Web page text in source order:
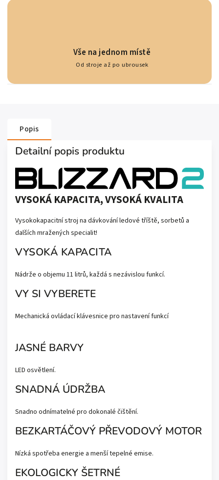
Vše na jednom místě
Od stroje až po ubrousek
Popis
Detailní popis produktu
VYSOKÁ KAPACITA, VYSOKÁ KVALITA
Vysokokapacitní stroj na dávkování ledové tříště, sorbetů a
dalších mražených specialit!
VYSOKÁ KAPACITA
Nádrže o objemu 11 litrů, každá s nezávislou funkcí.
VY SI VYBERETE
Mechanická ovládací klávesnice pro nastavení funkcí
JASNÉ BARVY
LED osvětlení.
SNADNÁ ÚDRŽBA
Snadno odnímatelné pro dokonalé čištění.
BEZKARTÁČOVÝ PŘEVODOVÝ MOTOR
Nízká spotřeba energie a menší tepelné emise.
EKOLOGICKY ŠETRNÉ